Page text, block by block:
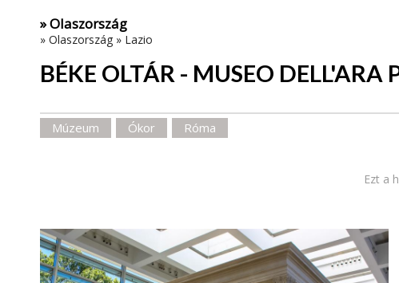
» Olaszország
» Olaszország » Lazio
BÉKE OLTÁR - MUSEO DELL'ARA
Múzeum Ókor Róma
Ezt a